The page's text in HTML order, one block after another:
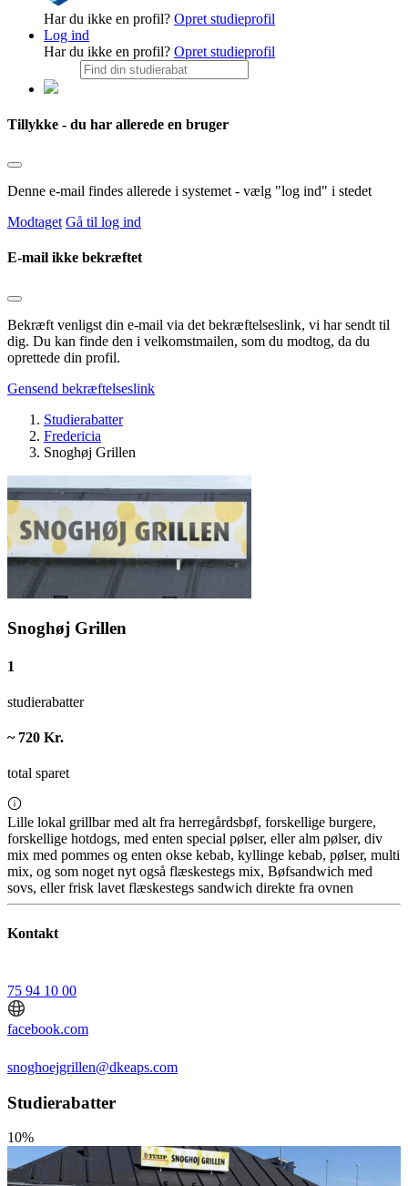
Har du ikke en profil? Opret studieprofil
Log ind
Har du ikke en profil? Opret studieprofil
Tillykke - du har allerede en bruger
Denne e-mail findes allerede i systemet - vælg "log ind" i stedet
Modtaget Gå til log ind
E-mail ikke bekræftet
Bekræft venligst din e-mail via det bekræftelseslink, vi har sendt til
dig. Du kan finde den i velkomstmailen, som du modtog, da du
oprettede din profil.
Gensend bekræftelseslink
Studierabatter
Fredericia
Snoghøj Grillen
Snoghøj Grillen
1
studierabatter
~ 720 Kr.
total sparet
Lille lokal grillbar med alt fra herregårdsbøf, forskellige burgere,
forskellige hotdogs, med enten special pølser, eller alm pølser, div
mix med pommes og enten okse kebab, kyllinge kebab, pølser, multi
mix, og som noget nyt også flæskestegs mix, Bøfsandwich med
sovs, eller frisk lavet flæskestegs sandwich direkte fra ovnen
Kontakt
75 94 10 00
facebook.com
snoghoejgrillen@dkeaps.com
Studierabatter
10%